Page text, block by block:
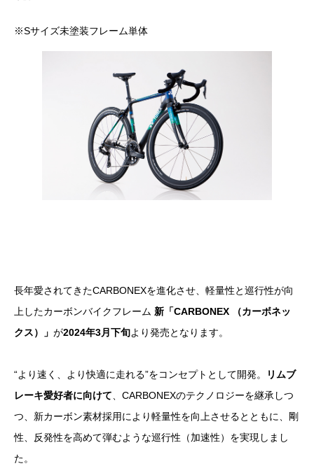
※Sサイズ未塗装フレーム単体
長年愛されてきたCARBONEXを進化させ、軽量性と巡行性が向
上したカーボンバイクフレーム 新「CARBONEX （カーボネッ
クス）」 が2024年3月下旬より発売となります。
“より速く、より快適に走れる”をコンセプトとして開発。
リムブ
レーキ愛好者に向けて 、CARBONEXのテクノロジーを継承しつ
つ、新カーボン素材採用により軽量性を向上させるとともに、剛
性、反発性を高めて弾むような巡行性（加速性）を実現しまし
た。